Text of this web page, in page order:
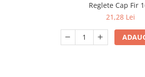
Reglete Cap Fir
21,28 Lei